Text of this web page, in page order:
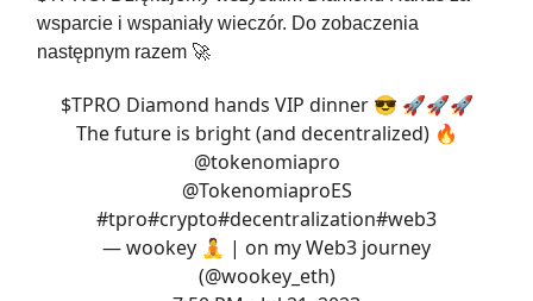
wsparcie i wspaniały wieczór. Do zobaczenia
następnym razem 🚀
$TPRO Diamond hands VIP dinner 😎 🚀🚀🚀
The future is bright (and decentralized) 🔥
@tokenomiapro
@TokenomiaproES
#tpro#crypto#decentralization#web3
— wookey 🧘 | on my Web3 journey
(@wookey_eth)